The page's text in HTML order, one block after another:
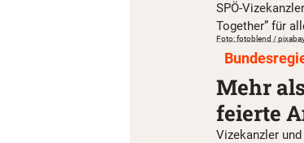
SPÖ-
Together” für
Foto: fotoblend /
Mehr
feierte
Vizekanzler